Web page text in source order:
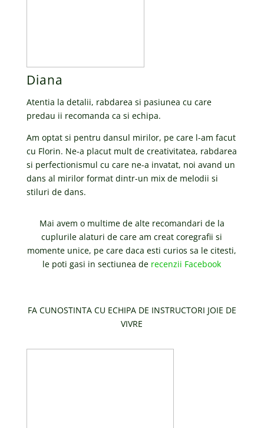
Diana
Atentia la detalii, rabdarea si pasiunea cu care
predau ii recomanda ca si echipa.
Am optat si pentru dansul mirilor, pe care l-am facut
cu Florin. Ne-a placut mult de creativitatea, rabdarea
si perfectionismul cu care ne-a invatat, noi avand un
dans al mirilor format dintr-un mix de melodii si
stiluri de dans.
Mai avem o multime de alte recomandari de la
cuplurile alaturi de care am creat coregrafii si
momente unice, pe care daca esti curios sa le citesti,
le poti gasi in sectiunea de recenzii Facebook
FA CUNOSTINTA CU ECHIPA DE INSTRUCTORI JOIE DE
VIVRE